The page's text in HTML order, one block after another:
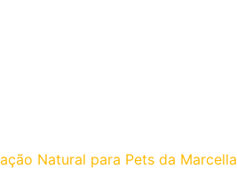
Natural para Pets da Marcella